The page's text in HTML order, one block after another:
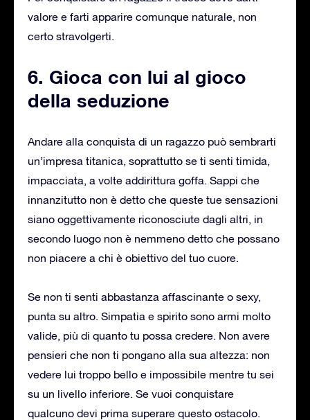
valore e farti apparire comunque naturale, non
certo stravolgerti.
6. Gioca con lui al gioco
della seduzione
Andare alla conquista di un ragazzo può sembrarti
un’impresa titanica, soprattutto se ti senti timida,
impacciata, a volte addirittura goffa. Sappi che
innanzitutto non è detto che queste tue sensazioni
siano oggettivamente riconosciute dagli altri, in
secondo luogo non è nemmeno detto che possano
non piacere a chi è obiettivo del tuo cuore.
Se non ti senti abbastanza affascinante o sexy,
punta su altro. Simpatia e spirito sono armi molto
valide, più di quanto tu possa credere. Non avere
pensieri che non ti pongano alla sua altezza: non
vedere lui troppo bello e impossibile mentre tu sei
su un livello inferiore. Se vuoi conquistare
qualcuno devi prima superare questo ostacolo.